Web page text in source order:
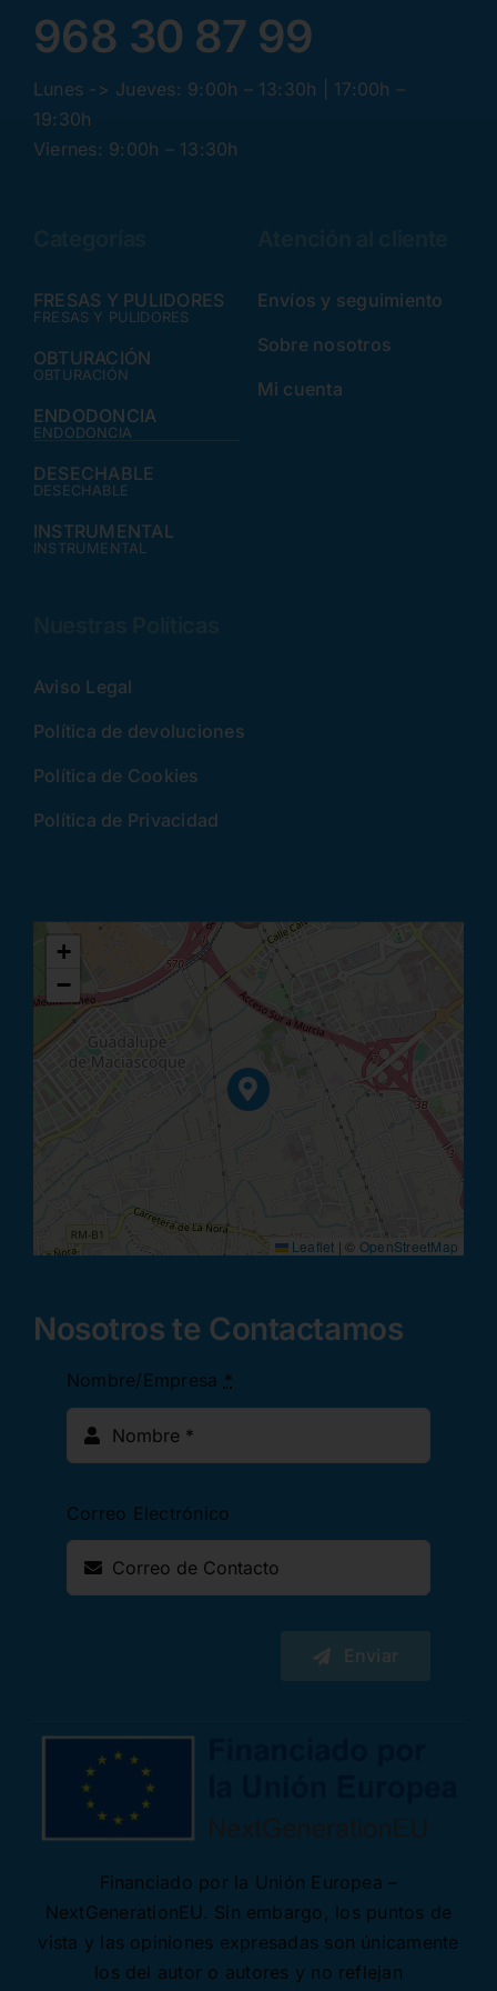
968 30 87 99
Lunes -> Jueves: 9:00h – 13:30h | 17:00h –
19:30h
Viernes: 9:00h – 13:30h
FRESAS Y PULIDORES
FRESAS Y PULIDORES
OBTURACIÓN
OBTURACIÓN
ENDODONCIA
ENDODONCIA
DESECHABLE
DESECHABLE
INSTRUMENTAL
INSTRUMENTAL
Envíos y seguimiento
Sobre nosotros
Mi cuenta
Aviso Legal
Política de devoluciones
Política de Cookies
Política de Privacidad
+
−
Leaflet | © OpenStreetMap
Nosotros te Contactamos
Nombre/Empresa *
Correo Electrónico
Enviar
Financiado por la Unión Europea –
NextGenerationEU. Sin embargo, los puntos de
vista y las opiniones expresadas son únicamente
los del autor o autores y no reflejan